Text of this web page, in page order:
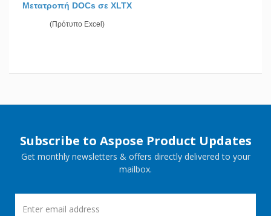
Μετατροπή DOCs σε XLTX
(Πρότυπο Excel)
Subscribe to Aspose Product Updates
Get monthly newsletters & offers directly delivered to your
mailbox.